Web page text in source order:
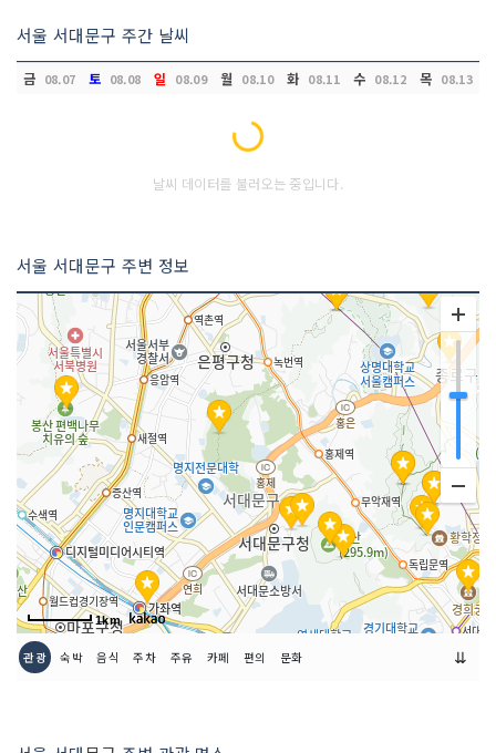
서울 서대문구 주간 날씨
금 08.07 토 08.08 일 08.09 월 08.10 화 08.11 수 08.12 목 08.13
Loading...
날씨 데이터를 불러오는 중입니다.
서울 서대문구 주변 정보
1km
관광 숙박 음식 주차 주유 카페 편의 문화 ⇊